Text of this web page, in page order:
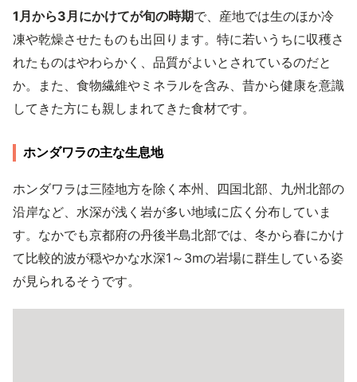
1月から3月にかけてが旬の時期で、産地では生のほか冷
凍や乾燥させたものも出回ります。特に若いうちに収穫さ
れたものはやわらかく、品質がよいとされているのだと
か。また、食物繊維やミネラルを含み、昔から健康を意識
してきた方にも親しまれてきた食材です。
ホンダワラの主な生息地
ホンダワラは三陸地方を除く本州、四国北部、九州北部の
沿岸など、水深が浅く岩が多い地域に広く分布していま
す。なかでも京都府の丹後半島北部では、冬から春にかけ
て比較的波が穏やかな水深1～3mの岩場に群生している姿
が見られるそうです。